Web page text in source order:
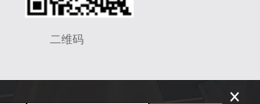
二维码